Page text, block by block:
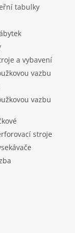
tabulky
a vybavení
vazbu
vazbu
stroje